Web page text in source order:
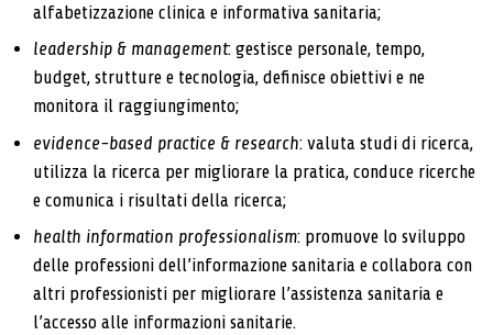
alfabetizzazione clinica e informativa sanitaria;
leadership & management: gestisce personale, tempo,
budget, strutture e tecnologia, definisce obiettivi e ne
monitora il raggiungimento;
evidence-based practice & research: valuta studi di ricerca,
utilizza la ricerca per migliorare la pratica, conduce ricerche
e comunica i risultati della ricerca;
health information professionalism: promuove lo sviluppo
delle professioni dell’informazione sanitaria e collabora con
altri professionisti per migliorare l’assistenza sanitaria e
l’accesso alle informazioni sanitarie.